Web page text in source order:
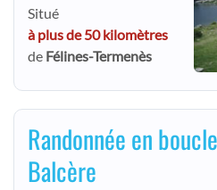
Situé
à plus de 50 kilomètres
de Félines-Termenès
Randonnée en
Balcère